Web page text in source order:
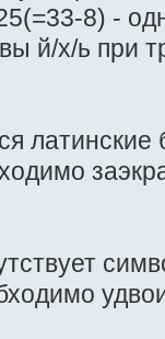
8) -
й/х/ь при
латинские